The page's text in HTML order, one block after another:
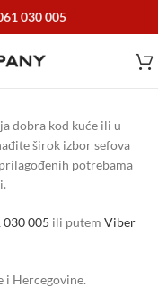
030 005
dobra kod kuće ili u
širok izbor sefova
potrebama
030 005 ili putem Viber
i Hercegovine.